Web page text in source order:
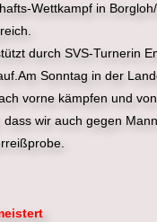
Wettkampf in
durch SVS-Turnerin
Sonntag in der
vorne kämpfen und
wir auch gegen